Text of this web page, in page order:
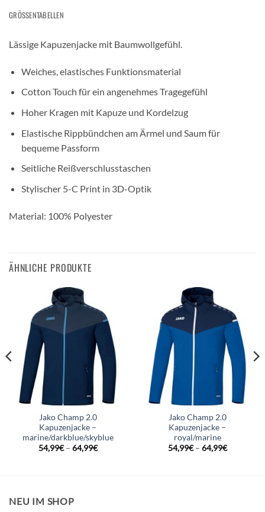
GRÖSSENTABELLEN
Lässige Kapuzenjacke mit Baumwollgefühl.
Weiches, elastisches Funktionsmaterial
Cotton Touch für ein angenehmes Tragegefühl
Hoher Kragen mit Kapuze und Kordelzug
Elastische Rippbündchen am Ärmel und Saum für
bequeme Passform
Seitliche Reißverschlusstaschen
Stylischer 5-C Print in 3D-Optik
Material: 100% Polyester
ÄHNLICHE PRODUKTE
Jako Champ 2.0
Kapuzenjacke –
marine/darkblue/skyblue
54,99€– 64,99€
Jako Champ 2.0
Kapuzenjacke –
royal/marine
54,99€– 64,99€
NEU IM SHOP